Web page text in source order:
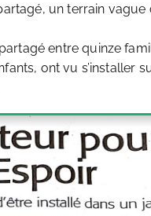
un terrain
entre quinze
ont vu s’installer